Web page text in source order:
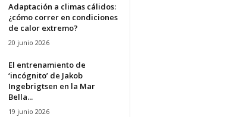
Adaptación a climas cálidos:
¿cómo correr en condiciones
de calor extremo?
20 junio 2026
El entrenamiento de
‘incógnito’ de Jakob
Ingebrigtsen en la Mar
Bella...
19 junio 2026